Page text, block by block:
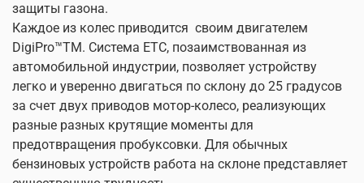
защиты газона.
Каждое из колес приводится своим двигателем
DigiPro™TM. Система ETC, позаимствованная из
автомобильной индустрии, позволяет устройству
легко и уверенно двигаться по склону до 25 градусов
за счет двух приводов мотор-колесо, реализующих
разные разных крутящие моменты для
предотвращения пробуксовки. Для обычных
бензиновых устройств работа на склоне представляет